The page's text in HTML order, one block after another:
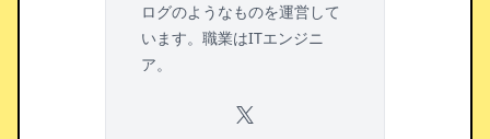
ログのようなものを運営して
います。職業はITエンジニ
ア。
X